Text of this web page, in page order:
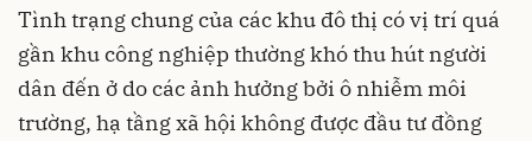
Tình trạng chung của các khu đô thị có vị trí quá
gần khu công nghiệp thường khó thu hút người
dân đến ở do các ảnh hưởng bởi ô nhiễm môi
trường, hạ tầng xã hội không được đầu tư đồng